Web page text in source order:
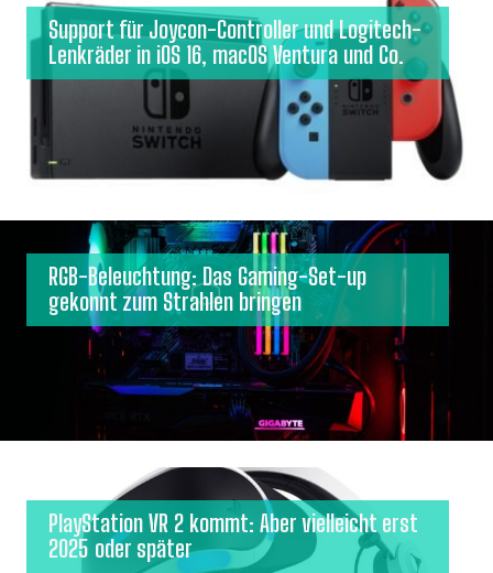
Support für Joycon-Controller und Logitech-
Lenkräder in iOS 16, macOS Ventura und Co.
RGB-Beleuchtung: Das Gaming-Set-up
gekonnt zum Strahlen bringen
PlayStation VR 2 kommt: Aber vielleicht erst
2025 oder später